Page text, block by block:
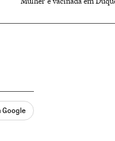
Google